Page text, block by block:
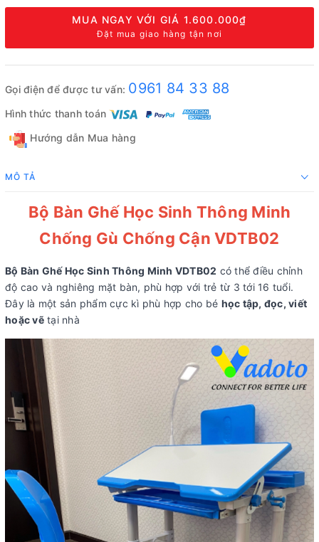
MUA NGAY VỚI GIÁ 1.600.000₫
Đặt mua giao hàng tận nơi
Gọi điện để được tư vấn: 0961 84 33 88
Hình thức thanh toán
Hướng dẫn Mua hàng
MÔ TẢ
Bộ Bàn Ghế Học Sinh Thông Minh
Chống Gù Chống Cận VDTB02
Bộ Bàn Ghế Học Sinh Thông Minh VDTB02 có thể điều chỉnh
độ cao và nghiêng mặt bàn, phù hợp với trẻ từ 3 tới 16 tuổi.
Đây là một sản phẩm cực kì phù hợp cho bé học tập, đọc, viết
hoặc vẽtại nhà